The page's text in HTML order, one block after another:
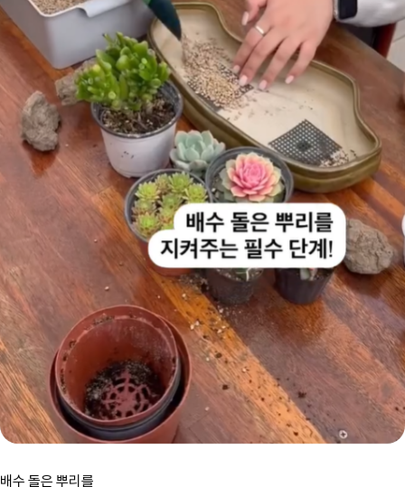
배수 돌은 뿌리를